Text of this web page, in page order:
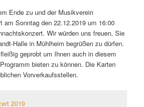
Ende zu und der Musikverein
am Sonntag den 22.12.2019 um 16:00
Wir würden uns freuen, Sie
Halle in Mühlheim begrüßen zu dürfen.
geprobt um Ihnen auch in diesem
bieten zu können. Die Karten
Vorverkaufsstellen.